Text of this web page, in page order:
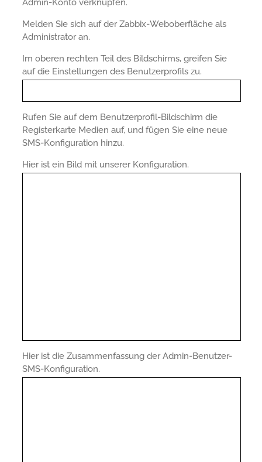
Admin-Konto verknüpfen.
Melden Sie sich auf der Zabbix-Weboberfläche als
Administrator an.
Im oberen rechten Teil des Bildschirms, greifen Sie
auf die Einstellungen des Benutzerprofils zu.
Rufen Sie auf dem Benutzerprofil-Bildschirm die
Registerkarte Medien auf, und fügen Sie eine neue
SMS-Konfiguration hinzu.
Hier ist ein Bild mit unserer Konfiguration.
Hier ist die Zusammenfassung der Admin-Benutzer-
SMS-Konfiguration.